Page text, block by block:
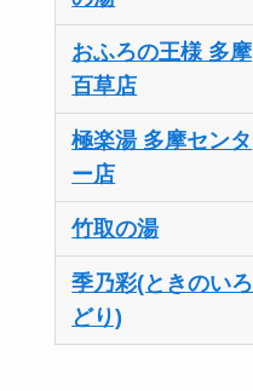
おふろの王様 多摩
百草店
極楽湯 多摩センタ
ー店
竹取の湯
季乃彩(ときのいろ
どり)